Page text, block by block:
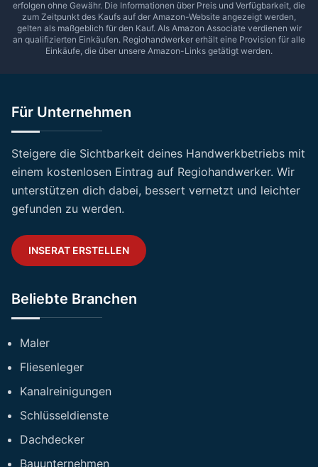
erfolgen ohne Gewähr. Die Informationen über Preis und Verfügbarkeit, die
zum Zeitpunkt des Kaufs auf der Amazon-Website angezeigt werden,
gelten als maßgeblich für den Kauf. Als Amazon Associate verdienen wir
an qualifizierten Einkäufen. Regiohandwerker erhält eine Provision für alle
Einkäufe, die über unsere Amazon-Links getätigt werden.
Für Unternehmen
Steigere die Sichtbarkeit deines Handwerkbetriebs mit
einem kostenlosen Eintrag auf Regiohandwerker. Wir
unterstützen dich dabei, bessert vernetzt und leichter
gefunden zu werden.
INSERAT ERSTELLEN
Beliebte Branchen
Maler
Fliesenleger
Kanalreinigungen
Schlüsseldienste
Dachdecker
Bauunternehmen